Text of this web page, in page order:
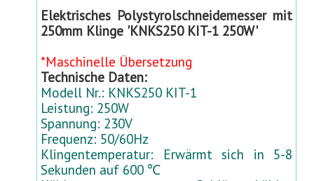
FÜR HOF UND GARTEN
STABMATTENZÄUNE 3D- 2D
BABYARTIKEL UND BABYAUSSTATTUNG
TIERBEDARF
k
t
v
e
r
R
e
i
t
e
Elektrisches Polystyrolschneidemesser mit
250mm Klinge 'KNKS250 KIT-1 250W'
*Maschinelle Übersetzung
Technische Daten:
Modell Nr.: KNKS250 KIT-1
Leistung: 250W
Spannung: 230V
Frequenz: 50/60Hz
Klingentemperatur: Erwärmt sich in 5-8
Sekunden auf 600 ℃